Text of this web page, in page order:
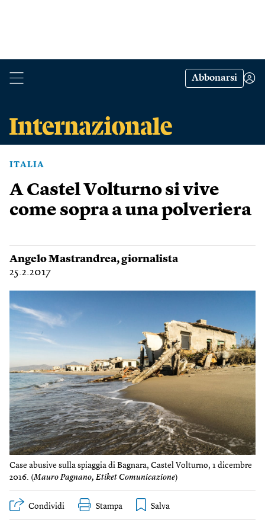
Abbonarsi
ITALIA
A Castel Volturno si vive
come sopra a una polveriera
Angelo Mastrandrea, giornalista
25.2.2017
Case abusive sulla spiaggia di Bagnara, Castel Volturno, 1 dicembre
2016. (Mauro Pagnano, Etiket Comunicazione)
Condividi Stampa